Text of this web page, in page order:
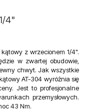
4"
z wrzecionem 1/4".
w zwartej obudowie,
chwyt. Jak wszystkie
AT-304 wyróżnia się
Jest to profesjonalne
przemysłowych.
43 Nm.